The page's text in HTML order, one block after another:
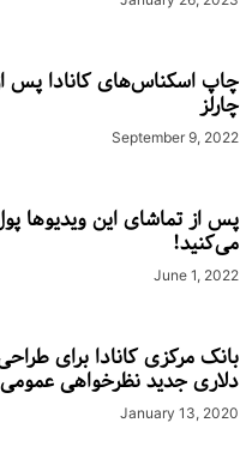
چاپ اسکناس‌های کانادا پس
چارلز
September 9, 2022
پس از تماشای این ویدیوها
می‌کنید!
June 1, 2022
دلاری جدید نظرخواهی
January 13, 2020